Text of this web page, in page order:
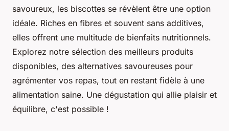
savoureux, les biscottes se révèlent être une option
idéale. Riches en fibres et souvent sans additives,
elles offrent une multitude de bienfaits nutritionnels.
Explorez notre sélection des meilleurs produits
disponibles, des alternatives savoureuses pour
agrémenter vos repas, tout en restant fidèle à une
alimentation saine. Une dégustation qui allie plaisir et
équilibre, c'est possible !